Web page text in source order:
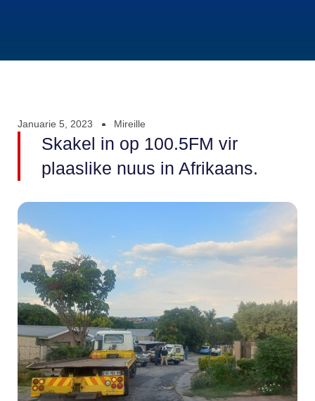
Januarie 5, 2023 Mireille
Skakel in op 100.5FM vir
plaaslike nuus in Afrikaans.